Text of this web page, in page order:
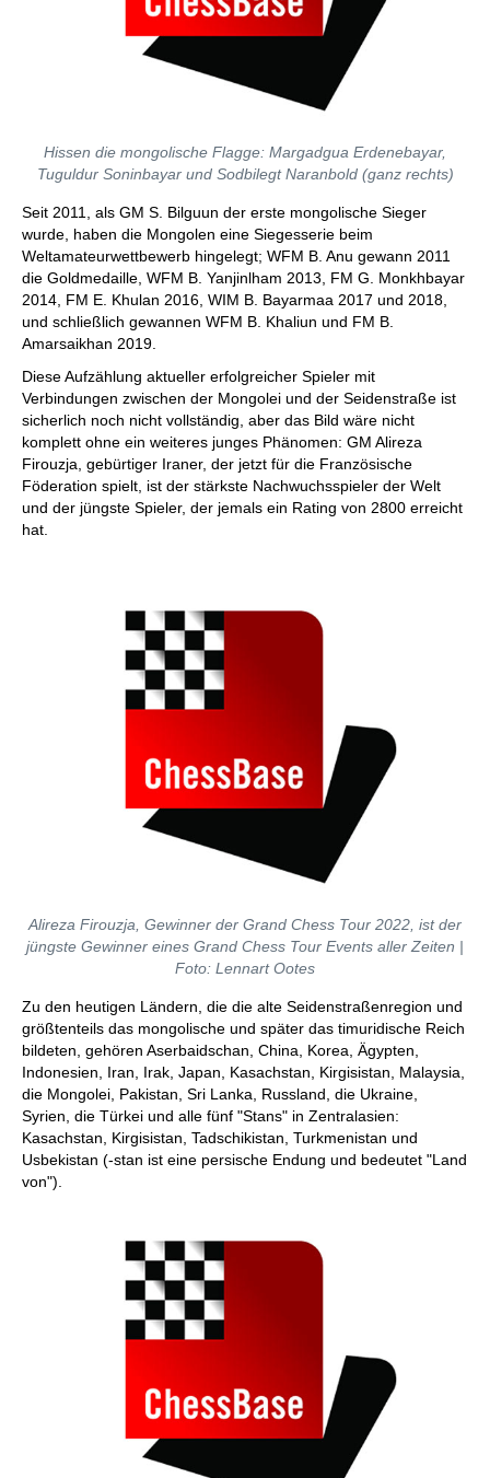
Hissen die mongolische Flagge: Margadgua Erdenebayar,
Tuguldur Soninbayar und Sodbilegt Naranbold (ganz rechts)
Seit 2011, als GM S. Bilguun der erste mongolische Sieger
wurde, haben die Mongolen eine Siegesserie beim
Weltamateurwettbewerb hingelegt; WFM B. Anu gewann 2011
die Goldmedaille, WFM B. Yanjinlham 2013, FM G. Monkhbayar
2014, FM E. Khulan 2016, WIM B. Bayarmaa 2017 und 2018,
und schließlich gewannen WFM B. Khaliun und FM B.
Amarsaikhan 2019.
Diese Aufzählung aktueller erfolgreicher Spieler mit
Verbindungen zwischen der Mongolei und der Seidenstraße ist
sicherlich noch nicht vollständig, aber das Bild wäre nicht
komplett ohne ein weiteres junges Phänomen: GM Alireza
Firouzja, gebürtiger Iraner, der jetzt für die Französische
Föderation spielt, ist der stärkste Nachwuchsspieler der Welt
und der jüngste Spieler, der jemals ein Rating von 2800 erreicht
hat.
Alireza Firouzja, Gewinner der Grand Chess Tour 2022, ist der
jüngste Gewinner eines Grand Chess Tour Events aller Zeiten |
Foto: Lennart Ootes
Zu den heutigen Ländern, die die alte Seidenstraßenregion und
größtenteils das mongolische und später das timuridische Reich
bildeten, gehören Aserbaidschan, China, Korea, Ägypten,
Indonesien, Iran, Irak, Japan, Kasachstan, Kirgisistan, Malaysia,
die Mongolei, Pakistan, Sri Lanka, Russland, die Ukraine,
Syrien, die Türkei und alle fünf "Stans" in Zentralasien:
Kasachstan, Kirgisistan, Tadschikistan, Turkmenistan und
Usbekistan (-stan ist eine persische Endung und bedeutet "Land
von").